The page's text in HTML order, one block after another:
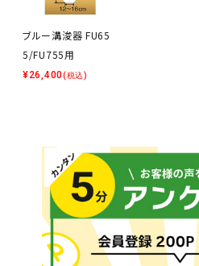
ブルー溝浚器 FU65
5/FU755用
¥26,400(税込)